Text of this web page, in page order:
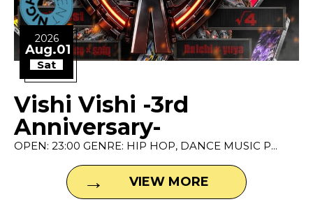
2026
Aug.01
Sat
Vishi Vishi -3rd
Anniversary-
OPEN: 23:00 GENRE: HIP HOP, DANCE MUSIC P...
VIEW MORE